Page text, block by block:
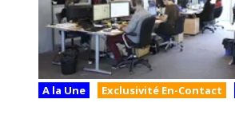
A la Une Exclusivité En-Contact